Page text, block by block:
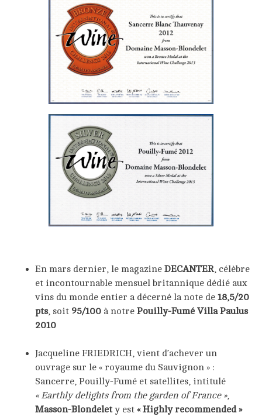
En mars dernier, le magazine DECANTER, célèbre
et incontournable mensuel britannique dédié aux
vins du monde entier a décerné la note de 18,5/20
pts, soit 95/100 à notre Pouilly-Fumé Villa Paulus
2010
Jacqueline FRIEDRICH, vient d’achever un
ouvrage sur le « royaume du Sauvignon » :
Sancerre, Pouilly-Fumé et satellites, intitulé
« Earthly delights from the garden of France »,
Masson-Blondelet y est « Highly recommended »